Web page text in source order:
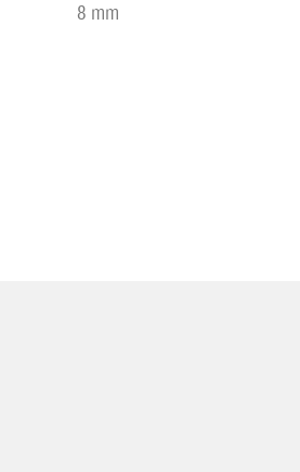
8 mm